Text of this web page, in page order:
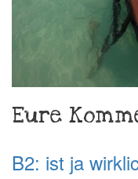
Eure
B2: ist ja